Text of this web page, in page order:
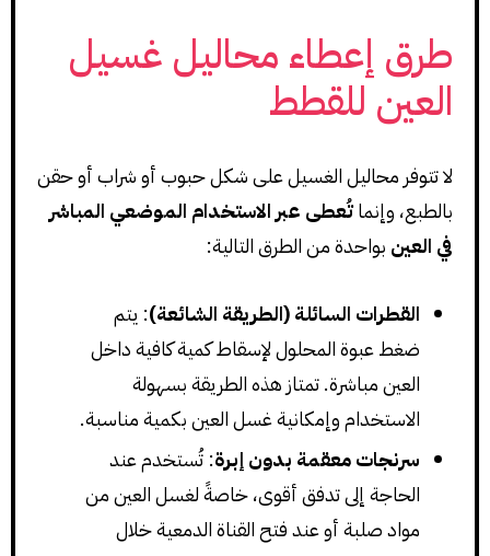
طرق إعطاء محاليل غسيل
العين للقطط
لا تتوفر محاليل الغسيل على شكل حبوب أو شراب أو حقن
بالطبع، وإنماتُعطى عبر الاستخدام الموضعي المباشر
في العين بواحدة من الطرق التالية:
القطرات السائلة (الطريقة الشائعة): يتم
ضغط عبوة المحلول لإسقاط كمية كافية داخل
العين مباشرة. تمتاز هذه الطريقة بسهولة
الاستخدام وإمكانية غسل العين بكمية مناسبة.
سرنجات معقمة بدون إبرة: تُستخدم عند
الحاجة إلى تدفق أقوى، خاصةً لغسل العين من
مواد صلبة أو عند فتح القناة الدمعية خلال